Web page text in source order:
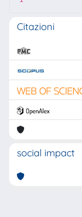
Citazioni
social impact